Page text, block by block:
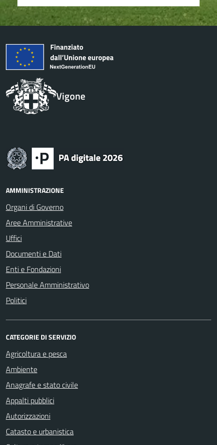
Vigone
AMMINISTRAZIONE
Organi di Governo
Aree Amministrative
Uffici
Documenti e Dati
Enti e Fondazioni
Personale Amministrativo
Politici
CATEGORIE DI SERVIZIO
Agricoltura e pesca
Ambiente
Anagrafe e stato civile
Appalti pubblici
Autorizzazioni
Catasto e urbanistica